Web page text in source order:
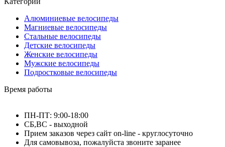
Алюминиевые велосипеды
Магниевые велосипеды
Стальные велосипеды
Детские велосипеды
Женские велосипеды
Мужские велосипеды
Подростковые велосипеды
Время работы
ПН-ПТ: 9:00-18:00
СБ,ВС - выходной
Прием заказов через сайт on-line - круглосуточно
Для самовывоза, пожалуйста звоните заранее